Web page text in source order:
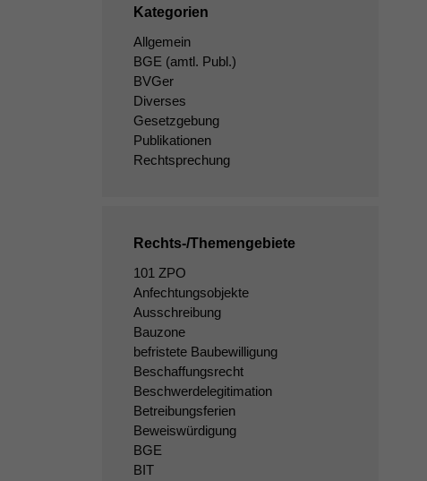
Kategorien
Allgemein
BGE (amtl. Publ.)
BVGer
Diverses
Gesetzgebung
Publikationen
Rechtsprechung
Rechts-/Themengebiete
101 ZPO
Anfechtungsobjekte
Ausschreibung
Bauzone
befristete Baubewilligung
Beschaffungsrecht
Beschwerdelegitimation
Betreibungsferien
Beweiswürdigung
BGE
BIT